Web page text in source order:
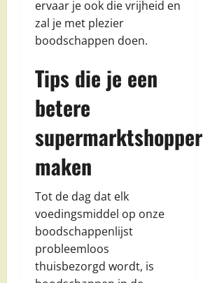
ervaar je ook die vrijheid en
zal je met plezier
boodschappen doen.
Tips die je een
betere
supermarktshopper
maken
Tot de dag dat elk
voedingsmiddel op onze
boodschappenlijst
probleemloos
thuisbezorgd wordt, is